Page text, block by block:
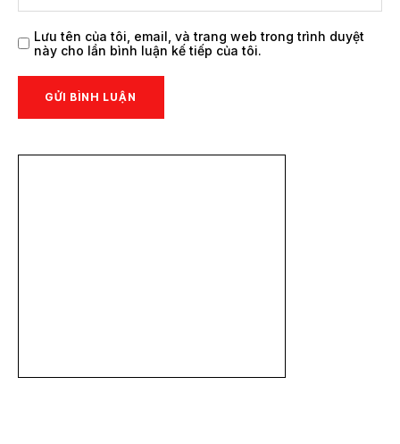
Lưu tên của tôi, email, và trang web trong trình duyệt
này cho lần bình luận kế tiếp của tôi.